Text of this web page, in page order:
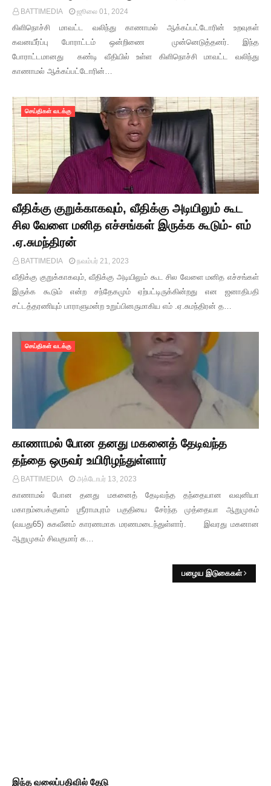
BATTIMEDIA ஜூலை 01, 2024
கிளிநொச்சி மாவட்ட வலிந்து காணாமல் ஆக்கப்பட்டோரின் உறவுகள்
கவனயீர்ப்பு போராட்டம் ஒன்றிணை முன்னெடுத்தனர். இந்த
போராட்டமானது கண்டி வீதியில் உள்ள கிளிநொச்சி மாவட்ட வலிந்து
காணாமல் ஆக்கப்பட்டோரின்…
செய்திகள் வடக்கு
வீதிக்கு குறுக்காகவும், வீதிக்கு அடியிலும் கூட
சில வேளை மனித எச்சங்கள் இருக்க கூடும்- எம்
.ஏ.சுமந்திரன்
BATTIMEDIA நவம்பர் 21, 2023
வீதிக்கு குறுக்காகவும், வீதிக்கு அடியிலும் கூட சில வேளை மனித எச்சங்கள்
இருக்க கூடும் என்ற சந்தேகமும் ஏற்பட்டிருக்கின்றது என ஜனாதிபதி
சட்டத்தரணியும் பாராளுமன்ற உறுப்பினருமாகிய எம் .ஏ.சுமந்திரன் த…
செய்திகள் வடக்கு
காணாமல் போன தனது மகனைத் தேடிவந்த
தந்தை ஒருவர் உயிரிழந்துள்ளார்
BATTIMEDIA அக்டோபர் 13, 2023
காணாமல் போன தனது மகனைத் தேடிவந்த தந்தையான வவுனியா
மகாறம்பைக்குளம் ஶ்ரீராமபுரம் பகுதியை சேர்ந்த முத்தையா ஆறுமுகம்
(வயது65) சுகவீனம் காரணமாக மரணமடைந்துள்ளார். இவரது மகனான
ஆறுமுகம் சிவகுமார் க…
பழைய இடுகைகள்
இந்த வலைப்பதிவில் தேடு